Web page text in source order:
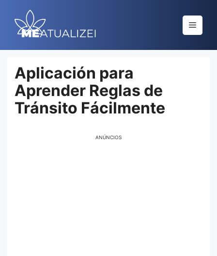
contenido
Menú
Aplicación para
Aprender Reglas de
Tránsito Fácilmente
ANÚNCIOS